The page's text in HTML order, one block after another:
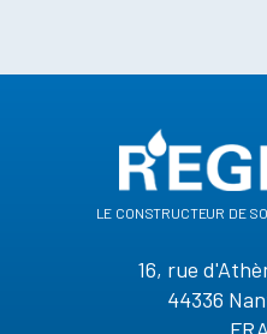
le constructeur de
16, rue
44336